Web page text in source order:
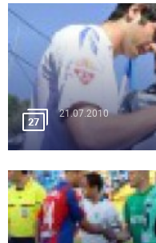
27
21.07.2010